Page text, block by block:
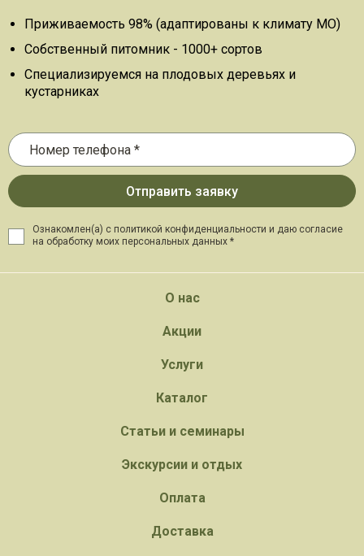
Приживаемость 98% (адаптированы к климату МО)
Собственный питомник - 1000+ сортов
Специализируемся на плодовых деревьях и
кустарниках
Ознакомлен(а) с политикой конфиденциальности и даю согласие
на обработку моих персональных данных *
О нас
Акции
Услуги
Каталог
Статьи и семинары
Экскурсии и отдых
Оплата
Доставка